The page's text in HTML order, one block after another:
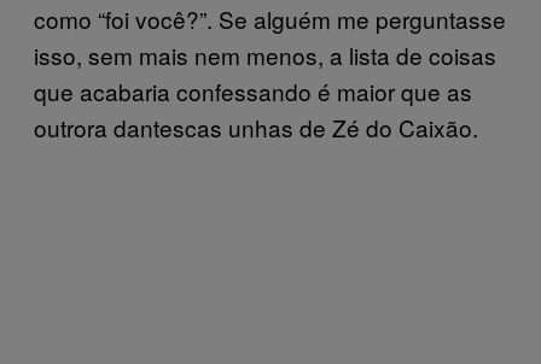
como “foi você?”. Se alguém me perguntasse
isso, sem mais nem menos, a lista de coisas
que acabaria confessando é maior que as
outrora dantescas unhas de Zé do Caixão.